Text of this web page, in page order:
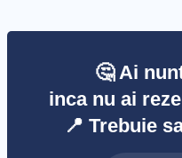
🤔 Ai
inca nu ai
📍 Trebuie